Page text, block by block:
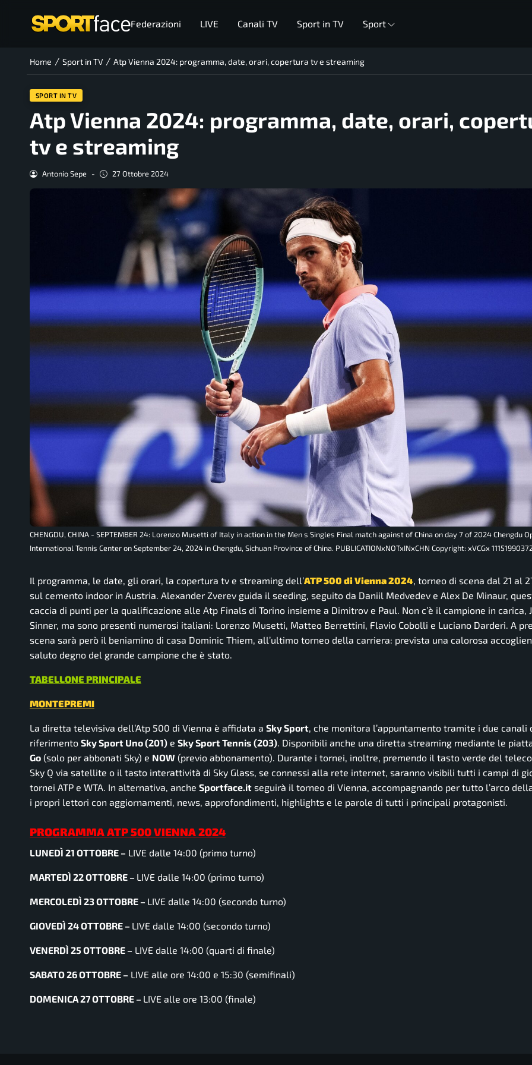
Federazioni LIVE Canali TV Sport in TV Sport
Home / Sport in TV / Atp Vienna 2024: programma, date, orari, copertura tv e streaming
SPORT IN TV
Atp Vienna 2024: programma, date, orari,
tv e streaming
Antonio Sepe - 27 Ottobre 2024
CHENGDU, CHINA - SEPTEMBER 24: Lorenzo Musetti of Italy in action in the Men s Singles Final match against of China on day 7 of 2024 Chengdu
International Tennis Center on September 24, 2024 in Chengdu, Sichuan Province of China. PUBLICATIONxNOTxINxCHN Copyright: xVCGx
Il programma, le date, gli orari, la copertura tv e streaming dell’ATP 500 di Vienna 2024 , torneo di scena dal 21 al
sul cemento indoor in Austria. Alexander Zverev guida il seeding, seguito da Daniil Medvedev e Alex De Minaur,
caccia di punti per la qualificazione alle Atp Finals di Torino insieme a Dimitrov e Paul. Non c’è il campione in carica,
Sinner, ma sono presenti numerosi italiani: Lorenzo Musetti, Matteo Berrettini, Flavio Cobolli e Luciano Darderi. A
scena sarà però il beniamino di casa Dominic Thiem, all’ultimo torneo della carriera: prevista una calorosa
saluto degno del grande campione che è stato.
TABELLONE PRINCIPALE
MONTEPREMI
La diretta televisiva dell’Atp 500 di Vienna è affidata a Sky Sport , che monitora l’appuntamento tramite i due canali
riferimento Sky Sport Uno (201) e Sky Sport Tennis (203) . Disponibili anche una diretta streaming mediante le
Go (solo per abbonati Sky) e NOW (previo abbonamento). Durante i tornei, inoltre, premendo il tasto verde del
Sky Q via satellite o il tasto interattività di Sky Glass, se connessi alla rete internet, saranno visibili tutti i campi di
tornei ATP e WTA. In alternativa, anche Sportface.it seguirà il torneo di Vienna, accompagnando per tutto l’arco
i propri lettori con aggiornamenti, news, approfondimenti, highlights e le parole di tutti i principali protagonisti.
PROGRAMMA ATP 500 VIENNA 2024
LUNEDÌ 21 OTTOBRE – LIVE dalle 14:00 (primo turno)
MARTEDÌ 22 OTTOBRE – LIVE dalle 14:00 (primo turno)
MERCOLEDÌ 23 OTTOBRE – LIVE dalle 14:00 (secondo turno)
GIOVEDÌ 24 OTTOBRE – LIVE dalle 14:00 (secondo turno)
VENERDÌ 25 OTTOBRE – LIVE dalle 14:00 (quarti di finale)
SABATO 26 OTTOBRE – LIVE alle ore 14:00 e 15:30 (semifinali)
DOMENICA 27 OTTOBRE – LIVE alle ore 13:00 (finale)